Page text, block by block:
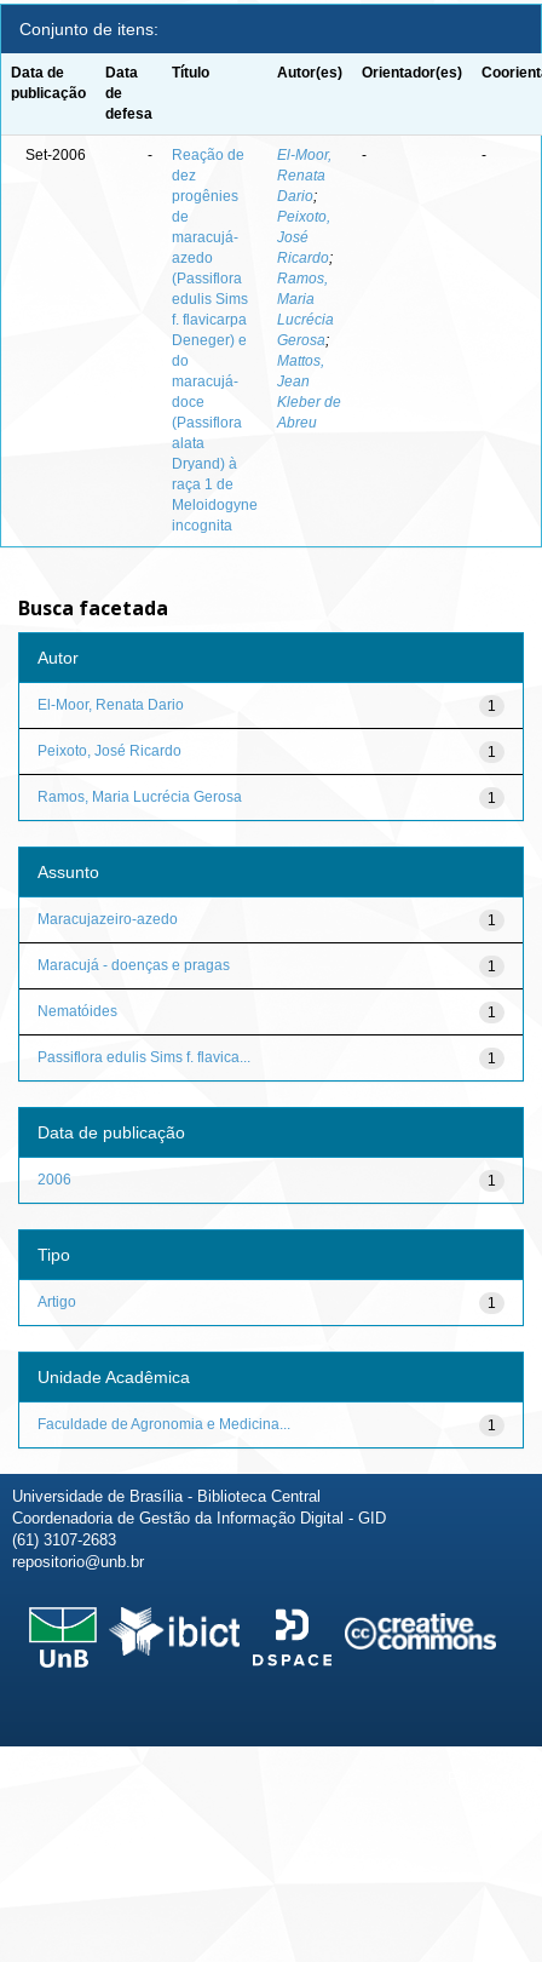
Conjunto de itens:
Data de
publicação
Data
de
defesa
Título Autor(es) Orientador(es)
Set-2006 -
Reação de
dez
progênies
de
maracujá-
azedo
(Passiflora
edulis Sims
f. flavicarpa
Deneger) e
do
maracujá-
doce
(Passiflora
alata
Dryand) à
raça 1 de
Meloidogyne
incognita
El-Moor,
Renata
Dario;
Peixoto,
José
Ricardo;
Ramos,
Maria
Lucrécia
Gerosa;
Mattos,
Jean
Kleber de
Abreu
- -
Busca facetada
Autor
1
El-Moor, Renata Dario
1
Peixoto, José Ricardo
1
Ramos, Maria Lucrécia Gerosa
Assunto
1
Maracujazeiro-azedo
1
Maracujá - doenças e pragas
1
Nematóides
1
Passiflora edulis Sims f. flavica...
Data de publicação
1
2006
Tipo
1
Artigo
Unidade Acadêmica
1
Faculdade de Agronomia e Medicina...
Universidade de Brasília - Biblioteca Central
Coordenadoria de Gestão da Informação Digital - GID
(61) 3107-2683
repositorio@unb.br